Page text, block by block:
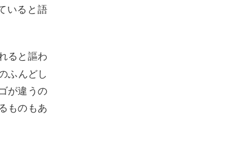
いると語
ると謳わ
ふんどし
が違うの
ものもあ